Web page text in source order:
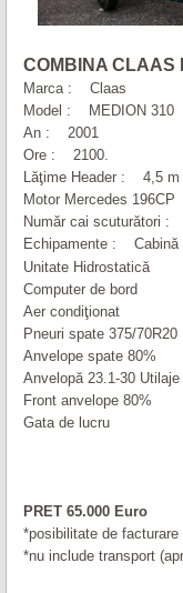
COMBINA CLAAS
Marca : Claas
Model : MEDION 310
An : 2001
Ore : 2100.
Lăţime Header : 4,5 m
Motor Mercedes 196CP
Număr cai scuturători
Echipamente : Cabină
Unitate Hidrostatică
Computer de bord
Aer condiţionat
Pneuri spate 375/70R20
Anvelope spate 80%
Anvelopă 23.1-30 Utilaje
Front anvelope 80%
Gata de lucru
PRET 65.000 Euro
*posibilitate de
*nu include transport